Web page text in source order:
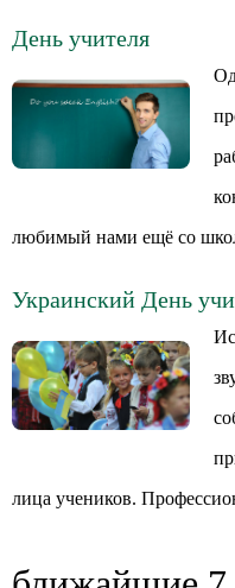
День учителя
любимый нами ещё со
Украинский День
лица учеников.